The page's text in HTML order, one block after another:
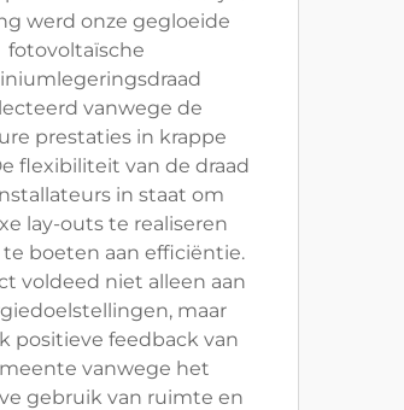
werd onze gegloeide
fotovoltaïsche
vanwege de
prestaties in krappe
flexibiliteit van de draad
in staat om
lay-outs te realiseren
boeten aan efficiëntie.
voldeed niet alleen aan
maar
positieve feedback van
vanwege het
gebruik van ruimte en